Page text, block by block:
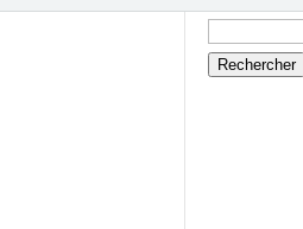
Rechercher :